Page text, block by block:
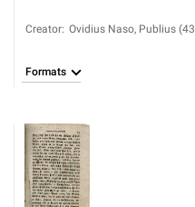
Creator: Ovidius Naso, Publius (43
Formats